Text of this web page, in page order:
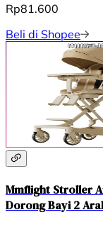
Rp81.600
Beli di Shopee
Mmflight Stroller
Dorong Bayi 2